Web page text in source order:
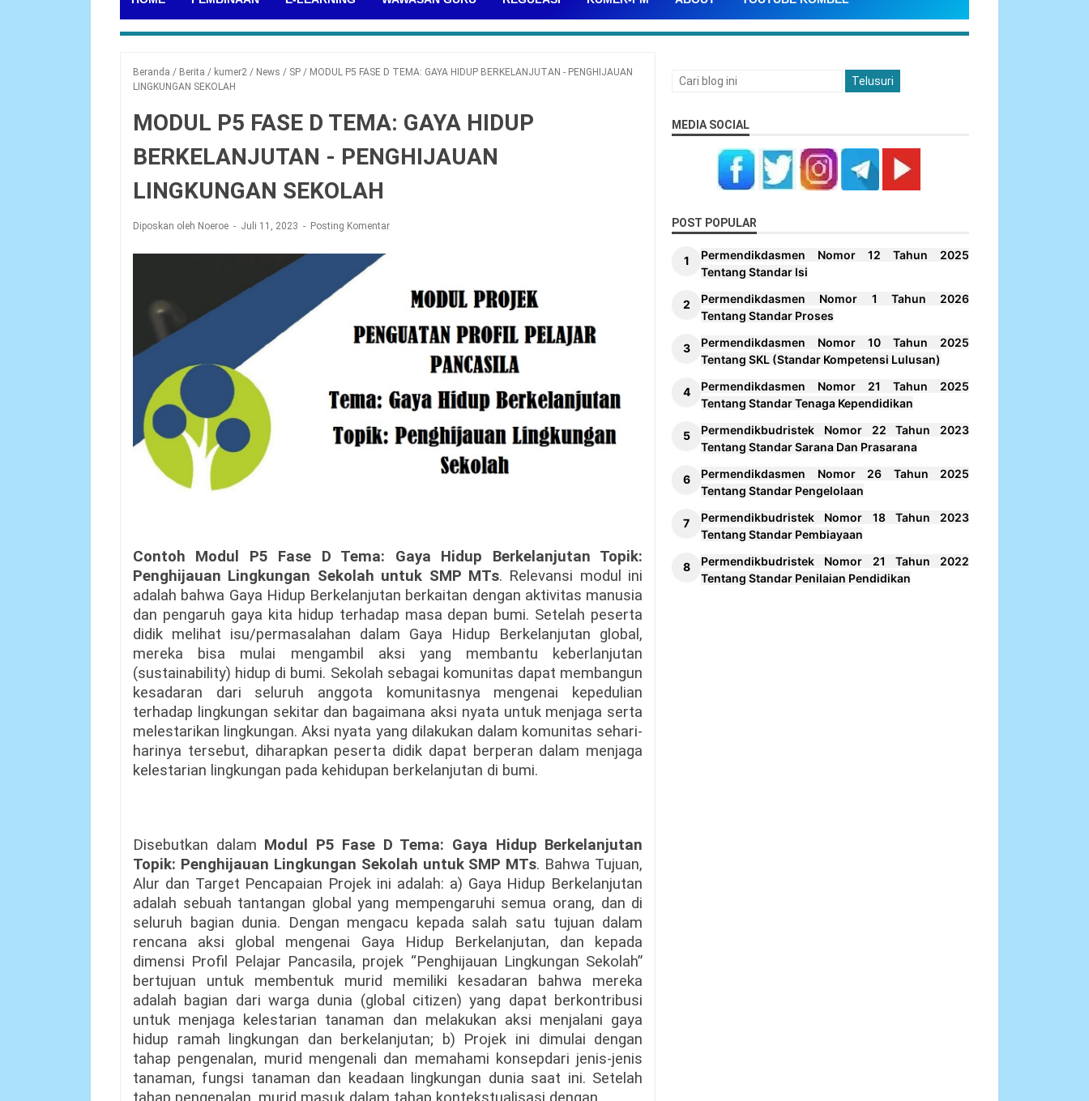
Beranda / Berita / kumer2 / News / SP / MODUL P5 FASE D TEMA: GAYA HIDUP BERKELANJUTAN - PENGHIJAUAN
LINGKUNGAN SEKOLAH
MODUL P5 FASE D TEMA: GAYA HIDUP
BERKELANJUTAN - PENGHIJAUAN
LINGKUNGAN SEKOLAH
Diposkan oleh Noeroe Juli 11, 2023 Posting Komentar
Contoh Modul P5 Fase D Tema: Gaya Hidup Berkelanjutan Topik:
Penghijauan Lingkungan Sekolah untuk SMP MTs. Relevansi modul ini
adalah bahwa Gaya Hidup Berkelanjutan berkaitan dengan aktivitas manusia
dan pengaruh gaya kita hidup terhadap masa depan bumi. Setelah peserta
didik melihat isu/permasalahan dalam Gaya Hidup Berkelanjutan global,
mereka bisa mulai mengambil aksi yang membantu keberlanjutan
(sustainability) hidup di bumi. Sekolah sebagai komunitas dapat membangun
kesadaran dari seluruh anggota komunitasnya mengenai kepedulian
terhadap lingkungan sekitar dan bagaimana aksi nyata untuk menjaga serta
melestarikan lingkungan. Aksi nyata yang dilakukan dalam komunitas sehari-
harinya tersebut, diharapkan peserta didik dapat berperan dalam menjaga
kelestarian lingkungan pada kehidupan berkelanjutan di bumi.
Disebutkan dalam Modul P5 Fase D Tema: Gaya Hidup Berkelanjutan
Topik: Penghijauan Lingkungan Sekolah untuk SMP MTs. Bahwa Tujuan,
Alur dan Target Pencapaian Projek ini adalah: a) Gaya Hidup Berkelanjutan
adalah sebuah tantangan global yang mempengaruhi semua orang, dan di
seluruh bagian dunia. Dengan mengacu kepada salah satu tujuan dalam
rencana aksi global mengenai Gaya Hidup Berkelanjutan, dan kepada
dimensi Profil Pelajar Pancasila, projek “Penghijauan Lingkungan Sekolah”
bertujuan untuk membentuk murid memiliki kesadaran bahwa mereka
adalah bagian dari warga dunia (global citizen) yang dapat berkontribusi
untuk menjaga kelestarian tanaman dan melakukan aksi menjalani gaya
hidup ramah lingkungan dan berkelanjutan; b) Projek ini dimulai dengan
tahap pengenalan, murid mengenali dan memahami konsepdari jenis-jenis
tanaman, fungsi tanaman dan keadaan lingkungan dunia saat ini. Setelah
MEDIA SOCIAL
POST POPULAR
Permendikdasmen Nomor 12 Tahun 2025
Tentang Standar Isi
Permendikdasmen Nomor 1 Tahun 2026
Tentang Standar Proses
Permendikdasmen Nomor 10 Tahun 2025
Tentang SKL (Standar Kompetensi Lulusan)
Permendikdasmen Nomor 21 Tahun 2025
Tentang Standar Tenaga Kependidikan
Permendikbudristek Nomor 22 Tahun 2023
Tentang Standar Sarana Dan Prasarana
Permendikdasmen Nomor 26 Tahun 2025
Tentang Standar Pengelolaan
Permendikbudristek Nomor 18 Tahun 2023
Tentang Standar Pembiayaan
Permendikbudristek Nomor 21 Tahun 2022
Tentang Standar Penilaian Pendidikan